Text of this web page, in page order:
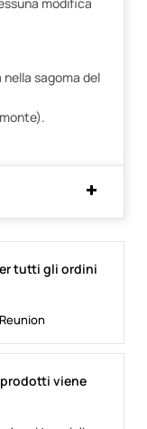
sagoma del
tutti gli ordini
viene